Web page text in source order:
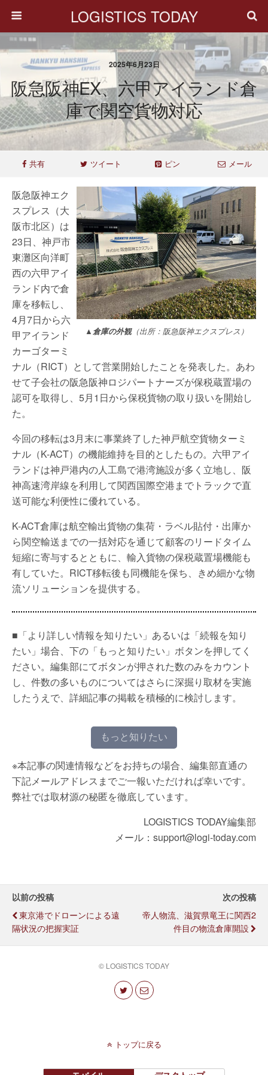
LOGISTICS TODAY
2025年6月23日
阪急阪神EX、六甲アイランド倉
庫で関空貨物対応
共有 ツイート ピン メール
▲倉庫の外観（出所：阪急阪神エクスプレス）
阪急阪神エク
スプレス（大
阪市北区）は
23日、神戸市
東灘区向洋町
西の六甲アイ
ランド内で倉
庫を移転し、
4月7日から六
甲アイランド
カーゴターミ
ナル（RICT）として営業開始したことを発表した。あわ
せて子会社の阪急阪神ロジパートナーズが保税蔵置場の
認可を取得し、5月1日から保税貨物の取り扱いを開始し
た。
今回の移転は3月末に事業終了した神戸航空貨物ターミ
ナル（K-ACT）の機能維持を目的としたもの。六甲アイ
ランドは神戸港内の人工島で港湾施設が多く立地し、阪
神高速湾岸線を利用して関西国際空港までトラックで直
送可能な利便性に優れている。
K-ACT倉庫は航空輸出貨物の集荷・ラベル貼付・出庫か
ら関空輸送までの一括対応を通じて顧客のリードタイム
短縮に寄与するとともに、輸入貨物の保税蔵置場機能も
有していた。RICT移転後も同機能を保ち、きめ細かな物
流ソリューションを提供する。
■「より詳しい情報を知りたい」あるいは「続報を知り
たい」場合、下の「もっと知りたい」ボタンを押してく
ださい。編集部にてボタンが押された数のみをカウント
し、件数の多いものについてはさらに深掘り取材を実施
したうえで、詳細記事の掲載を積極的に検討します。
もっと知りたい
※本記事の関連情報などをお持ちの場合、編集部直通の
下記メールアドレスまでご一報いただければ幸いです。
弊社では取材源の秘匿を徹底しています。
LOGISTICS TODAY編集部
メール：support@logi-today.com
以前の投稿
東京港でドローンによる遠
隔状況の把握実証
次の投稿
帝人物流、滋賀県竜王に関西2
件目の物流倉庫開設
© LOGISTICS TODAY
トップに戻る